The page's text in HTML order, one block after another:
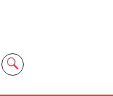
Busca